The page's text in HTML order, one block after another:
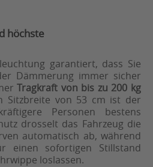
höchste
garantiert, dass Sie
Dämmerung immer sicher
Tragkraft von bis zu 200 kg
Sitzbreite von 53 cm ist der
Personen bestens
drosselt das Fahrzeug die
automatisch ab, während
einen sofortigen Stillstand
loslassen.